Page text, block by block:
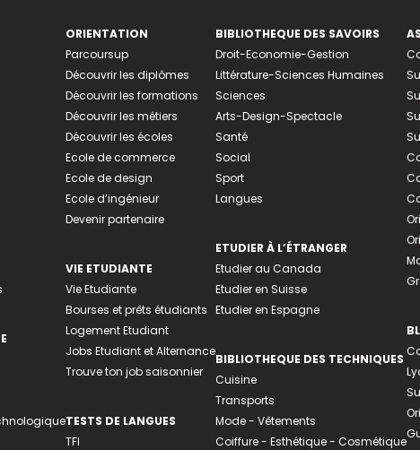
ORIENTATION
Parcoursup
Découvrir les diplômes
Découvrir les formations
Découvrir les métiers
Découvrir les écoles
Ecole de commerce
Ecole de design
Ecole d’ingénieur
Devenir partenaire
VIE ETUDIANTE
Vie Etudiante
Bourses et prêts étudiants
Logement Etudiant
Jobs Etudiant et Alternance
Trouve ton job saisonnier
TESTS DE LANGUES
TFI
BIBLIOTHEQUE DES SAVOIRS
Droit-Economie-Gestion
Littérature-Sciences Humaines
Sciences
Arts-Design-Spectacle
Santé
Social
Sport
Langues
ETUDIER À L’ÉTRANGER
Etudier au Canada
Etudier en Suisse
Etudier en Espagne
BIBLIOTHEQUE DES TECHNIQUES
Cuisine
Transports
Mode - Vêtements
Coiffure - Esthétique - Cosmétique